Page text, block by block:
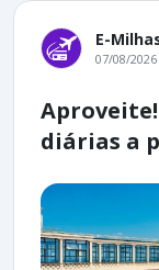
E-
07/08/2026
diárias a